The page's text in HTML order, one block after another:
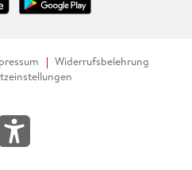
Widerrufsbelehrung